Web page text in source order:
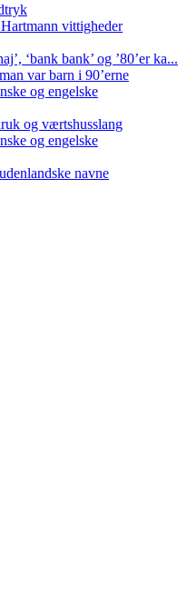
vittigheder
‘bank bank’ og ’80’er ka...
var barn i 90’erne
og engelske
og værtshusslang
og engelske
navne